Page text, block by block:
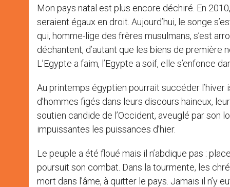
Mon pays natal est plus encore déchiré. En
seraient égaux en droit. Aujourd’hui, le songe
qui, homme-lige des frères musulmans, s’est
déchantent, d’autant que les biens de
L’Egypte a faim, l’Egypte a soif, elle s’enfonce
Au printemps égyptien pourrait succéder
d’hommes figés dans leurs discours haineux,
soutien candide de l’Occident, aveuglé par son
impuissantes les puissances d’hier.
Le peuple a été floué mais il n’abdique pas :
poursuit son combat. Dans la tourmente, les
mort dans l’âme, à quitter le pays. Jamais il